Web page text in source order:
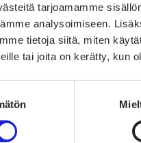
tarjoamamme
analysoimiseen.
tietoja siitä, miten
tai joita on kerätty, kun
sen jäsenistä